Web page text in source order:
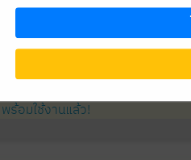
ร้อมใช้งานแล้ว!